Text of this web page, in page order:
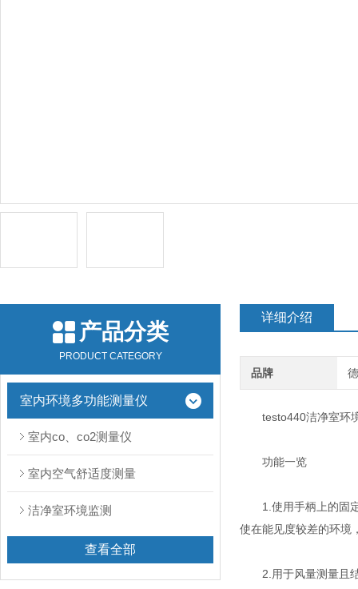
产品分类
PRODUCT CATEGORY
室内环境多功能测量仪
室内co、co2测量仪
室内空气舒适度测量
洁净室环境监测
查看全部
详细介绍
品牌
testo440洁净室环境
功能一览
1.使用手柄上的固定
使在能见度较差的环境
2.用于风量测量且结